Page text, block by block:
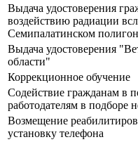
Выдача удостоверения
воздействию радиации
Семипалатинском
Выдача удостоверения
области"
Коррекционное обучение
Содействие гражданам в
работодателям в подборе
Возмещение
установку телефона